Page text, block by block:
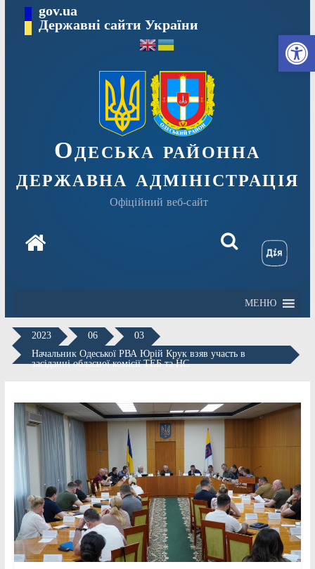
Перейтиgov.ua
Державні сайти України
Одеська районна
державна адміністрація
Офіційний веб-сайт
МЕНЮ
2023 06
03
Начальник Одеської РВА Юрій Крук взяв участь в
засіданні обласної комісії ТЕБ та НС